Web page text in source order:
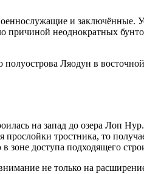
и заключённые.
неоднократных
полуострова Ляодун в
на запад до озера Лоп
тростника, то
доступа подходящего
не только на